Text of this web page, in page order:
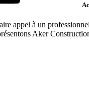
appel à un
Aker